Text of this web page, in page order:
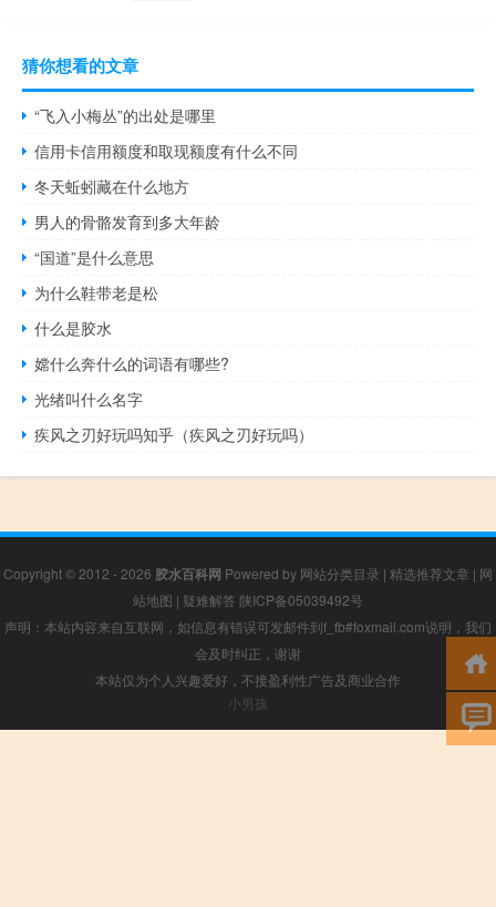
猜你想看的文章
“飞入小梅丛”的出处是哪里
信用卡信用额度和取现额度有什么不同
冬天蚯蚓藏在什么地方
男人的骨骼发育到多大年龄
“国道”是什么意思
为什么鞋带老是松
什么是胶水
嫦什么奔什么的词语有哪些?
光绪叫什么名字
疾风之刃好玩吗知乎（疾风之刃好玩吗）
Copyright © 2012 - 2026 胶水百科网 Powered by 网站分类目录 | 精选推荐文章 | 网
站地图 | 疑难解答 陕ICP备05039492号
声明：本站内容来自互联网，如信息有错误可发邮件到f_fb#foxmail.com说明，我们
会及时纠正，谢谢
本站仅为个人兴趣爱好，不接盈利性广告及商业合作
小男孩